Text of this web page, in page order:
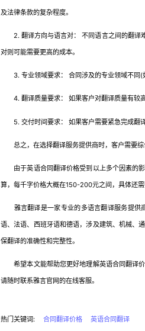
及法律条款的复杂程度。
2. 翻译方向与语言对： 不同语言之间的翻译
对则可能需要更高的成本。
3. 专业领域要求： 合同涉及的专业领域不同(
4. 翻译质量要求： 如果客户对翻译质量有较高
5. 交付时间要求： 如果客户需要紧急完成翻译
总之，在选择翻译服务提供商时，客户需要综
由于英语合同翻译价格受到以上多个因素的影
算，每千字价格大概在150-200元之间，具体还需
雅言翻译是一家专业的多语言翻译服务提供
语、法语、西班牙语和德语，涉及建筑、机械、
保翻译的准确性和完整性。
希望本文能帮助您更好地理解英语合同翻译价
请随时联系雅言官网的在线客服。
热门关键词: 合同翻译价格 英语合同翻译